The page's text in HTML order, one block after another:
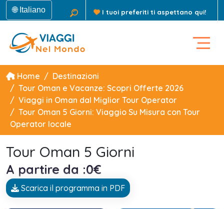
🌐 Italiano I tuoi preferiti ti aspettano qui!
Home
Destinazioni
Tour Oman e Vacanze: Scopri Offerte 2026
Viaggi in Oman dal Miglior Tour Operator
Tour Oman 5 Giorni: Viaggio Su Misura con Tour
Operator locale
Tour Oman 5 Giorni
A partire da :0€
Scarica il programma in PDF